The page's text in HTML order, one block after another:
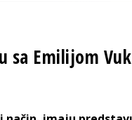
sa Emilijom